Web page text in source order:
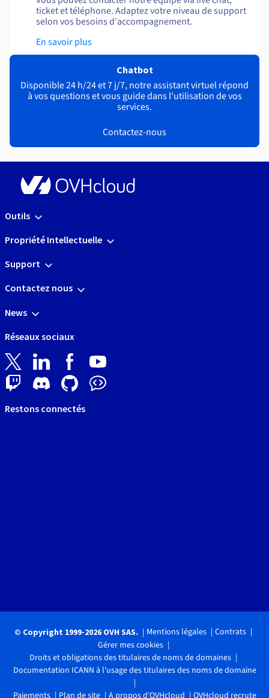
ticket et téléphone. Adaptez votre niveau de support
selon vos besoins d'accompagnement.
En savoir plus
Chatbot
Disponible 24 h/24 et 7 j/7, notre assistant virtuel répond
à vos questions et vous guide dans l'utilisation de vos
services.
Contactez-nous
Outils
Propriété Intellectuelle
Support
Contactez nous
News
Réseaux sociaux
Restons connectés
© Copyright 1999-2026 OVH SAS. Mentions légales
Contrats
Gérer mes cookies
Droits et obligations des titulaires de noms de domaines
Documentation ICANN à l'usage des titulaires des noms de domaine
Paiements Plan de site A propos d'OVHcloud OVHcloud recrute